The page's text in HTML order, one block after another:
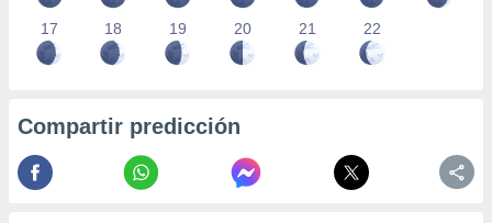
17 18 19 20 21 22
Compartir predicción